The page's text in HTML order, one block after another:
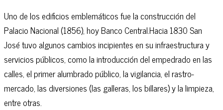
Uno de los edificios emblemáticos fue la construcción del
Palacio Nacional (1856), hoy Banco Central.Hacia 1830 San
José tuvo algunos cambios incipientes en su infraestructura y
servicios públicos, como la introducción del empedrado en las
calles, el primer alumbrado público, la vigilancia, el rastro-
mercado, las diversiones (las galleras, los billares) y la limpieza,
entre otras.